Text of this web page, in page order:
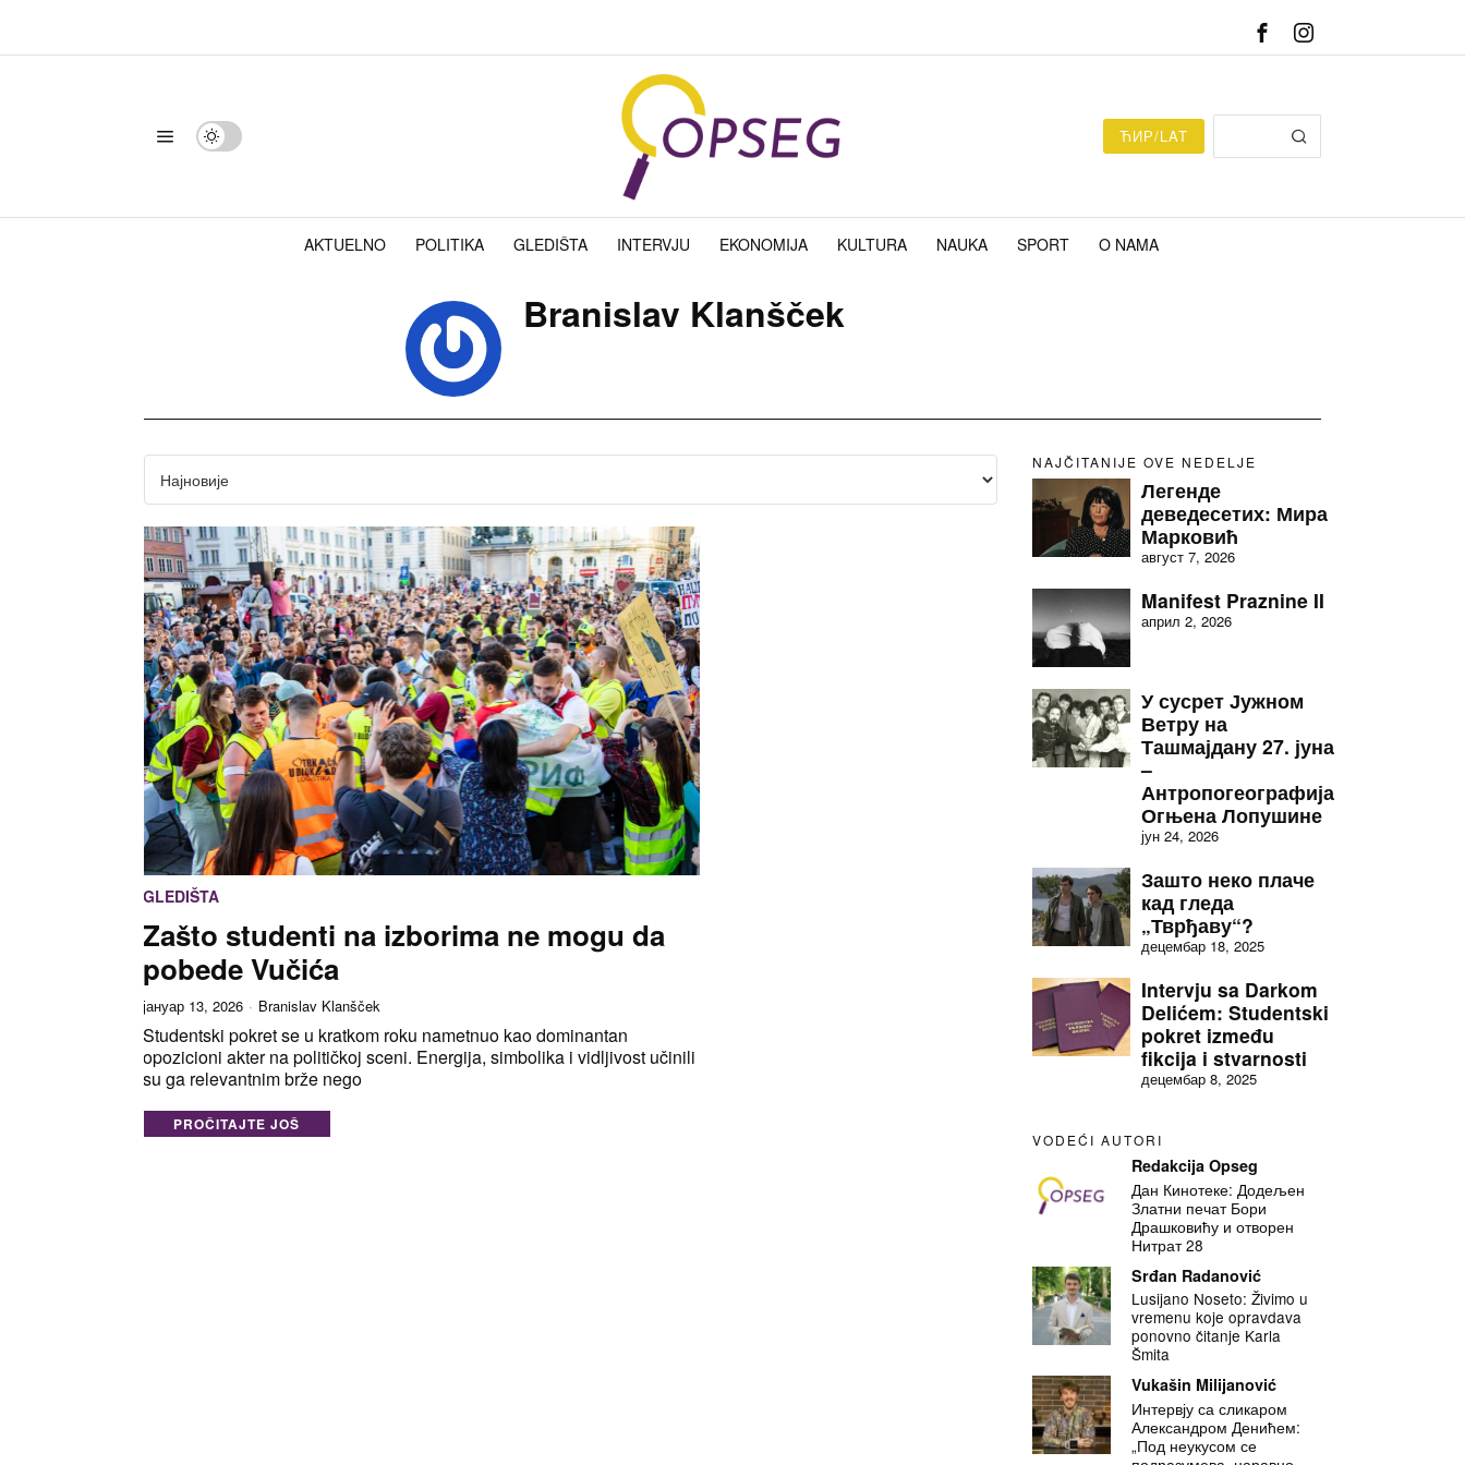
ЋИР/LAT
AKTUELNO POLITIKA GLEDIŠTA INTERVJU EKONOMIJA KULTURA NAUKA SPORT O NAMA
Branislav Klanšček
GLEDIŠTA
Zašto studenti na izborima ne mogu da
pobede Vučića
јануар 13, 2026 Branislav Klanšček
Studentski pokret se u kratkom roku nametnuo kao dominantan
opozicioni akter na političkoj sceni. Energija, simbolika i vidljivost učinili
su ga relevantnim brže nego
PROČITAJTE JOŠ
NAJČITANIJE OVE NEDELJE
Легенде
деведесетих: Мира
Марковић
август 7, 2026
Manifest Praznine II
април 2, 2026
У сусрет Јужном
Ветру на
Ташмајдану 27. јуна
–
Антропогеографија
Огњена Лопушине
јун 24, 2026
Зашто неко плаче
кад гледа
„Тврђаву“?
децембар 18, 2025
Intervju sa Darkom
Delićem: Studentski
pokret između
fikcija i stvarnosti
децембар 8, 2025
VODEĆI AUTORI
Redakcija Opseg
Дан Кинотеке: Додељен
Златни печат Бори
Драшковићу и отворен
Нитрат 28
Srđan Radanović
Lusijano Noseto: Živimo u
vremenu koje opravdava
ponovno čitanje Karla
Šmita
Vukašin Milijanović
Интервју са сликаром
Александром Денићем:
„Под неукусом се